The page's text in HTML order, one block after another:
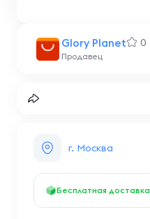
Glory Planet 0
Продавец
г. Москва
Бесплатная доставка